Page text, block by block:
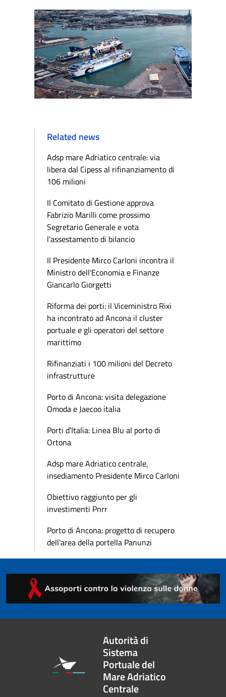
Related news
Adsp mare Adriatico centrale: via
libera dal Cipess al rifinanziamento di
106 milioni
Il Comitato di Gestione approva
Fabrizio Marilli come prossimo
Segretario Generale e vota
l'assestamento di bilancio
Il Presidente Mirco Carloni incontra il
Ministro dell'Economia e Finanze
Giancarlo Giorgetti
Riforma dei porti: il Viceministro Rixi
ha incontrato ad Ancona il cluster
portuale e gli operatori del settore
marittimo
Rifinanziati i 100 milioni del Decreto
infrastrutture
Porto di Ancona: visita delegazione
Omoda e Jaecoo italia
Porti d’Italia: Linea Blu al porto di
Ortona
Adsp mare Adriatico centrale,
insediamento Presidente Mirco Carloni
Obiettivo raggiunto per gli
investimenti Pnrr
Porto di Ancona: progetto di recupero
dell'area della portella Panunzi
Autorità di
Sistema
Portuale del
Mare Adriatico
Centrale